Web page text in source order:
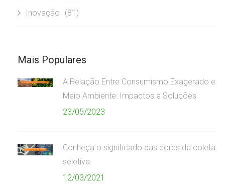
Inovação (81)
Mais Populares
A Relação Entre Consumismo Exagerado e
Meio Ambiente: Impactos e Soluções
23/05/2023
Conheça o significado das cores da coleta
seletiva
12/03/2021